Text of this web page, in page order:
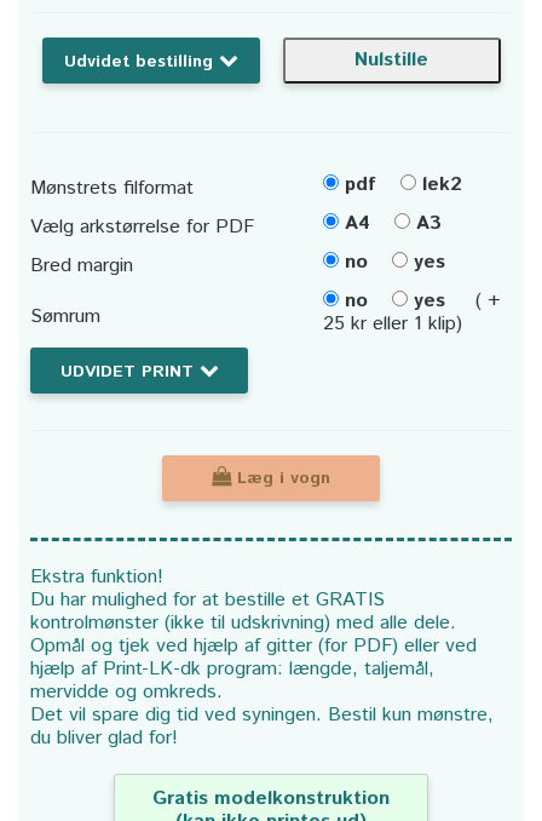
Udvidet bestilling
Mønstrets filformat pdf
lek2
Vælg arkstørrelse for PDF
A4
A3
Bred margin
no
yes
Sømrum
no yes
( +
25 kr eller 1 klip)
UDVIDET PRINT
Læg i vogn
Ekstra funktion!
Du har mulighed for at bestille et GRATIS
kontrolmønster (ikke til udskrivning) med alle dele.
Opmål og tjek ved hjælp af gitter (for PDF) eller ved
hjælp af Print-LK-dk program: længde, taljemål,
mervidde og omkreds.
Det vil spare dig tid ved syningen. Bestil kun mønstre,
du bliver glad for!
Gratis modelkonstruktion